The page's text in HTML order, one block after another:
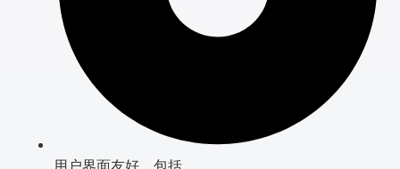
用户界面友好，包括